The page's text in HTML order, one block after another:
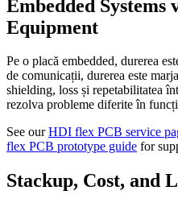
Embedded Systems
Equipment
Pe o placă embedded, durerea
de comunicații, durerea este
shielding, loss și repetabilitatea
rezolva probleme diferite în
See ourHDI flex PCB service
flex PCB prototype guide for
Stackup, Cost, and